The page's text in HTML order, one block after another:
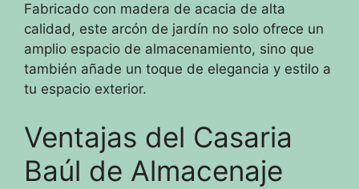
Fabricado con madera de acacia de alta
calidad, este arcón de jardín no solo ofrece un
amplio espacio de almacenamiento, sino que
también añade un toque de elegancia y estilo a
tu espacio exterior.
Ventajas del Casaria
Baúl de Almacenaje